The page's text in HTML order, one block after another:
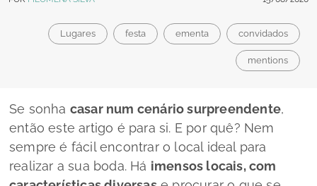
Lugares festa ementa convidados
mentions
Se sonha casar num cenário surpreendente,
então este artigo é para si. E por quê? Nem
sempre é fácil encontrar o local ideal para
realizar a sua boda. Há imensos locais, com